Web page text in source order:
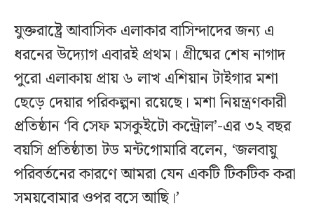
যুক্তরাষ্ট্রে আবাসিক এলাকার বাসিন্দাদের জন্য এ
ধরনের উদ্যোগ এবারই প্রথম। গ্রীষ্মের শেষ নাগাদ
পুরো এলাকায় প্রায় ৬ লাখ এশিয়ান টাইগার মশা
ছেড়ে দেয়ার পরিকল্পনা রয়েছে। মশা নিয়ন্ত্রণকারী
প্রতিষ্ঠান ‘বি সেফ মসকুইটো কন্ট্রোল’-এর ৩২ বছর
বয়সি প্রতিষ্ঠাতা টড মন্টগোমারি বলেন, ‘জলবায়ু
পরিবর্তনের কারণে আমরা যেন একটি টিকটিক করা
সময়বোমার ওপর বসে আছি।’